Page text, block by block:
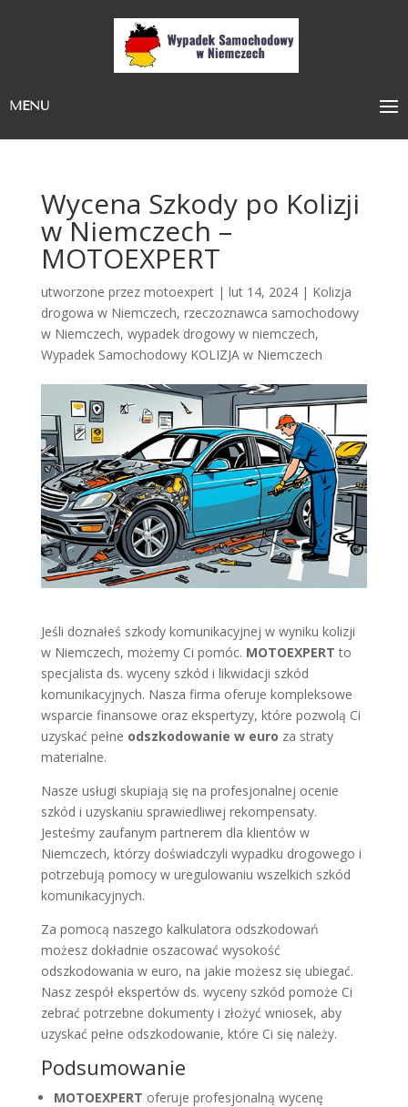
MENU
Wycena Szkody po Kolizji
w Niemczech –
MOTOEXPERT
utworzone przez motoexpert| lut 14, 2024| Kolizja
drogowa w Niemczech, rzeczoznawca samochodowy
w Niemczech, wypadek drogowy w niemczech,
Wypadek Samochodowy KOLIZJA w Niemczech
Jeśli doznałeś szkody komunikacyjnej w wyniku kolizji
w Niemczech, możemy Ci pomóc. MOTOEXPERT to
specjalista ds. wyceny szkód i likwidacji szkód
komunikacyjnych. Nasza firma oferuje kompleksowe
wsparcie finansowe oraz ekspertyzy, które pozwolą Ci
uzyskać pełne odszkodowanie w euro za straty
materialne.
Nasze usługi skupiają się na profesjonalnej ocenie
szkód i uzyskaniu sprawiedliwej rekompensaty.
Jesteśmy zaufanym partnerem dla klientów w
Niemczech, którzy doświadczyli wypadku drogowego i
potrzebują pomocy w uregulowaniu wszelkich szkód
komunikacyjnych.
Za pomocą naszego kalkulatora odszkodowań
możesz dokładnie oszacować wysokość
odszkodowania w euro, na jakie możesz się ubiegać.
Nasz zespół ekspertów ds. wyceny szkód pomoże Ci
zebrać potrzebne dokumenty i złożyć wniosek, aby
uzyskać pełne odszkodowanie, które Ci się należy.
Podsumowanie
MOTOEXPERT oferuje profesjonalną wycenę